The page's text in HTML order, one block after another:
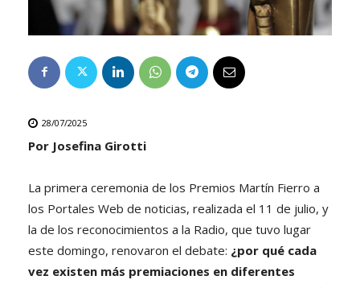
28/07/2025
Por Josefina Girotti
La primera ceremonia de los Premios Martín Fierro a
los Portales Web de noticias, realizada el 11 de julio, y
la de los reconocimientos a la Radio, que tuvo lugar
este domingo, renovaron el debate: ¿por qué cada
vez existen más premiaciones en diferentes